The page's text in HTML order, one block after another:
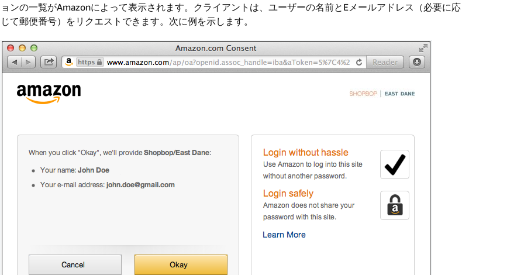
ョンの一覧がAmazonによって表示されます。クライアントは、ユーザーの名前とEメールアドレス（必要に応
じて郵便番号）をリクエストできます。次に例を示します。